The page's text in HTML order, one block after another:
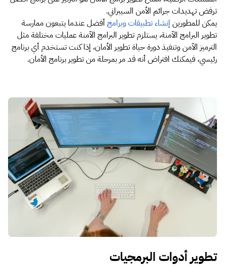
ترفض تهديدات جرائم الأمن السيبراني.
يمكن للمطورين إنشاء تطبيقات وبرامجأفضل عندما يتبعون ممارسة
تطوير البرامج الآمنة، يستلزم تطوير البرامج الآمنة عمليات مختلفة مثل
الترميز الآمن وتنفيذ دورة حياة تطوير الأمان، إذا كنت تستخدم أي برنامج
رئيسي، فيمكنك افتراض أنه قد مر بمرحلة من تطوير برنامج الأمان.
تطوير أدوات البرمجيات